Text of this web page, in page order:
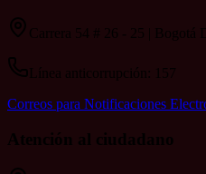
Carrera 54 # 26 - 25 | Bogotá
Línea anticorrupción: 157
Correos para Notificaciones
Atención al ciudadano